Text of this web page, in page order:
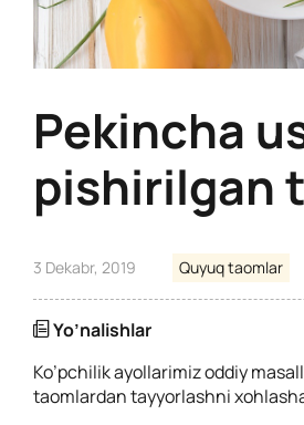
Pekincha
pishirilgan
3 Dekabr, 2019 Quyuq taomlar
Yo’nalishlar
Ko’pchilik ayollarimiz oddiy
taomlardan tayyorlashni